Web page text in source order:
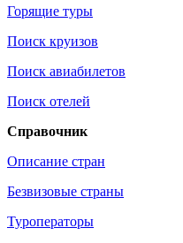
Горящие туры
Поиск круизов
Поиск авиабилетов
Поиск отелей
Справочник
Описание стран
Безвизовые страны
Туроператоры